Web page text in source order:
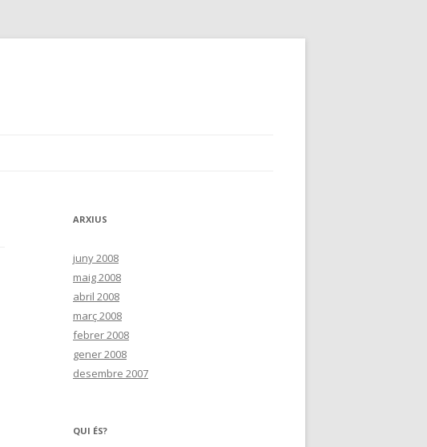
ARXIUS
juny 2008
maig 2008
abril 2008
març 2008
febrer 2008
gener 2008
desembre 2007
QUI ÉS?